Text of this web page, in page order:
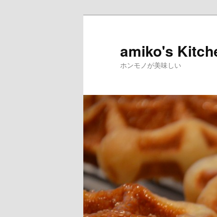
amiko's
ホンモノが美味しい